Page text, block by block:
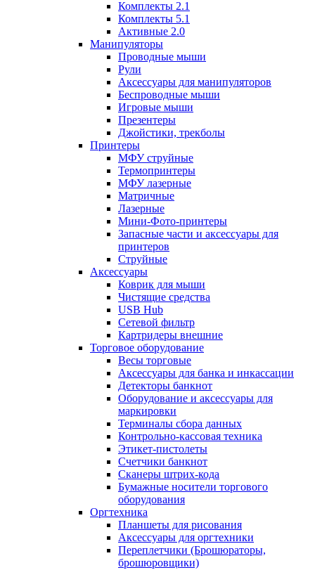
Комплекты 2.1
Комплекты 5.1
Активные 2.0
Манипуляторы
Проводные мыши
Рули
Аксессуары для манипуляторов
Беспроводные мыши
Игровые мыши
Презентеры
Джойстики, трекболы
Принтеры
МФУ струйные
Термопринтеры
МФУ лазерные
Матричные
Лазерные
Мини-Фото-принтеры
Запасные части и аксессуары для
принтеров
Струйные
Аксессуары
Коврик для мыши
Чистящие средства
USB Hub
Сетевой фильтр
Картридеры внешние
Торговое оборудование
Весы торговые
Аксессуары для банка и инкассации
Детекторы банкнот
Оборудование и аксессуары для
маркировки
Терминалы сбора данных
Контрольно-кассовая техника
Этикет-пистолеты
Счетчики банкнот
Сканеры штрих-кода
Бумажные носители торгового
оборудования
Оргтехника
Планшеты для рисования
Аксессуары для оргтехники
Переплетчики (Брошюраторы,
брошюровщики)